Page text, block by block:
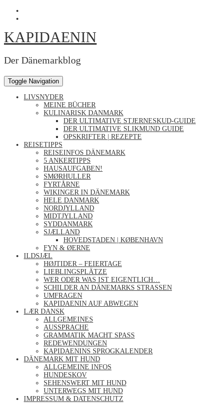
auf
Facebook
kapidaenin
auf
anzeigen
KAPIDAENIN
Der Dänemarkblog
Toggle Navigation
LIVSNYDER
MEINE BÜCHER
KULINARISK DANMARK
DER ULTIMATIVE STJERNESKUD-GUIDE
DER ULTIMATIVE SLIKMUND GUIDE
OPSKRIFTER | REZEPTE
REISETIPPS
REISEINFOS DÄNEMARK
5 ANKERTIPPS
HAUSAUFGABEN!
SMØRHULLER
FYRTÅRNE
WIKINGER IN DÄNEMARK
HELE DANMARK
NORDJYLLAND
MIDTJYLLAND
SYDDANMARK
SJÆLLAND
HOVEDSTADEN | KØBENHAVN
FYN & ØERNE
ILDSJÆL
HØJTIDER – FEIERTAGE
LIEBLINGSPLÄTZE
WER ODER WAS IST EIGENTLICH…
SCHILDER AN DÄNEMARKS STRASSEN
UMFRAGEN
KAPIDAENIN AUF ABWEGEN
LÆR DANSK
ALLGEMEINES
AUSSPRACHE
GRAMMATIK MACHT SPASS
REDEWENDUNGEN
KAPIDAENINS SPROGKALENDER
DÄNEMARK MIT HUND
ALLGEMEINE INFOS
HUNDESKOV
SEHENSWERT MIT HUND
UNTERWEGS MIT HUND
IMPRESSUM & DATENSCHUTZ